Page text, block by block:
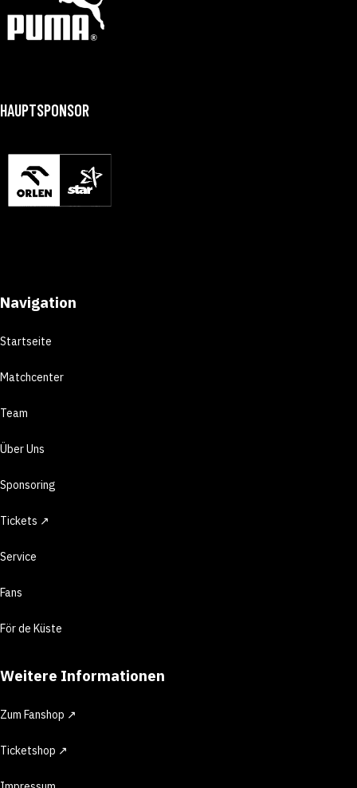
HAUPTSPONSOR
Navigation
Startseite
Matchcenter
Team
Über Uns
Sponsoring
Tickets ↗
Service
Fans
För de Küste
Weitere Informationen
Zum Fanshop ↗
Ticketshop ↗